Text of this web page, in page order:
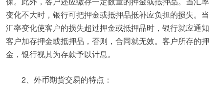
变化不大时，银行可把押金或抵押品抵补应负担的损失。当
汇率变化使客户的损失超过押金或抵押品时，银行就应通知
客户加存押金或抵押品，否则，合同就无效。客户所存的押
金，银行视其为存款予以计息。
2、外币期货交易的特点：